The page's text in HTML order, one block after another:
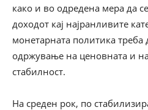
како и во одредена мера да
доходот кај најранливите
монетарната политика треба
одржување на ценовната и
стабилност.
На среден рок, по